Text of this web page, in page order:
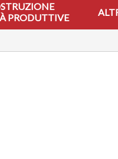
PRODUTTIVE